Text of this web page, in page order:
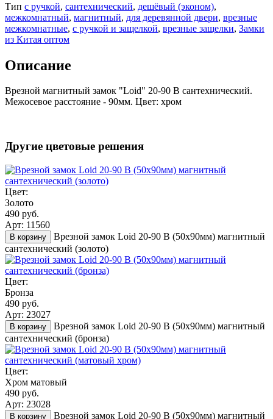
Тип с ручкой, сантехнический, дешёвый (эконом),
межкомнатный, магнитный, для деревянной двери, врезные
межкомнатные, с ручкой и защелкой, врезные защелки, Замки
из Китая оптом
Описание
Врезной магнитный замок "Loid" 20-90 B сантехнический.
Межосевое расстояние - 90мм. Цвет: хром
Другие цветовые решения
Цвет:
Золото
490 руб.
Арт: 11560
В корзину
Врезной замок Loid 20-90 B (50х90мм) магнитный
сантехнический (золото)
Цвет:
Бронза
490 руб.
Арт: 23027
В корзину
Врезной замок Loid 20-90 B (50х90мм) магнитный
сантехнический (бронза)
Цвет:
Хром матовый
490 руб.
Арт: 23028
В корзину Врезной замок Loid 20-90 B (50х90мм) магнитный